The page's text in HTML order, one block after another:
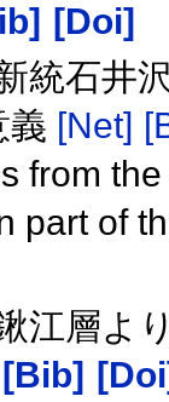
[Doi]
統石井
義 [Net]
from
part of
江層よ
[Bib]